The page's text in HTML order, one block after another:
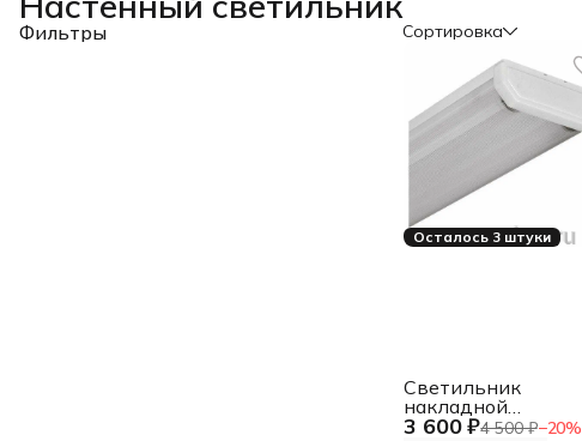
Фильтры Сортировка
Осталось 3 штуки
3 600 ₽4 500 ₽−20%
Светильник
накладной
универсальный